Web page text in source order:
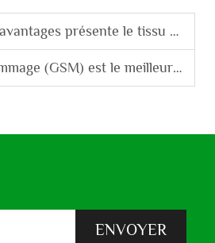
présente le tissu pour vêtements de travail en sergé ?
le meilleur pour le tissu en polyester destiné aux thobes arabes ?
ENVOYER